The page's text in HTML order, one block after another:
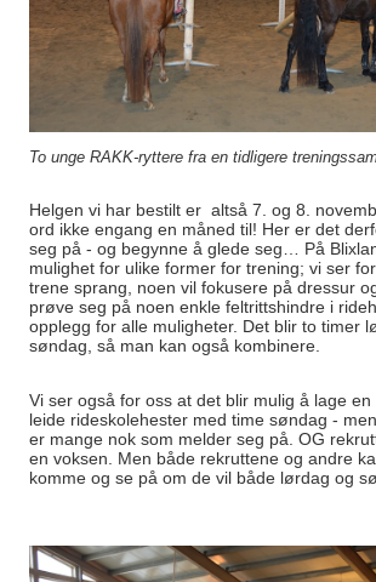
To unge RAKK-ryttere fra en tidligere
Helgen vi har bestilt er altså 7. og 8.
ord ikke engang en måned til! Her er det
seg på - og begynne å glede seg… På
mulighet for ulike former for trening; vi ser
trene sprang, noen vil fokusere på dressur
prøve seg på noen enkle feltrittshindre i
opplegg for alle muligheter. Det blir to timer
søndag, så man kan også kombinere.
Vi ser også for oss at det blir mulig å lage
leide rideskolehester med time søndag -
er mange nok som melder seg på. OG
en voksen. Men både rekruttene og andre
komme og se på om de vil både lørdag og